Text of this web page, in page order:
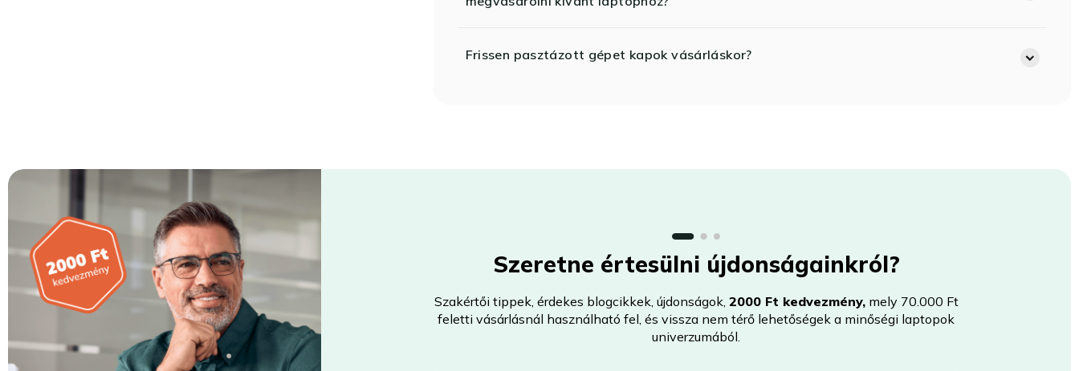
Frissen pasztázott gépet kapok vásárláskor?
Szeretne értesülni újdonságainkról?
Szakértői tippek, érdekes blogcikkek, újdonságok, 2000 Ft kedvezmény,mely 70.000 Ft
feletti vásárlásnál használható fel, és vissza nem térő lehetőségek a minőségi laptopok
univerzumából.